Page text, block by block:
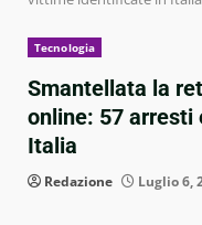
Tecnologia
Smantellata la
online: 57
Italia
Redazione Luglio 6,